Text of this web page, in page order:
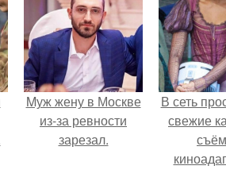
Mуж жену в Москве
из-за ревности
зарезал.
В сеть
свежие